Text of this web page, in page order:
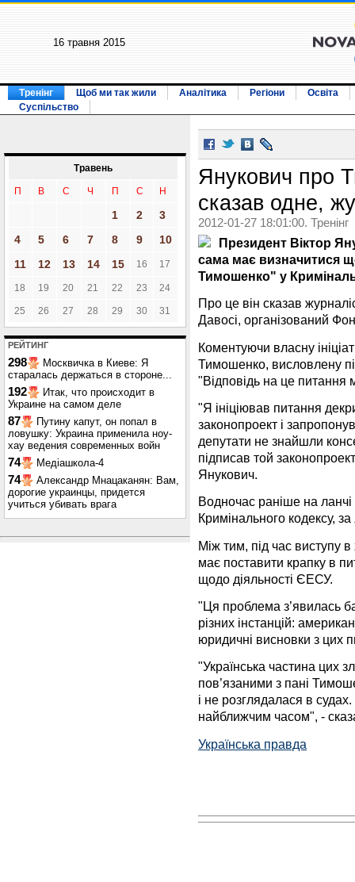
16 травня 2015
Тренінг Щоб ми так жили Аналітика Регіони
Освіта
Суспільство
Травень
П В С Ч П С Н
1 2
3
4
5 6 7 8 9
10
11
12 13 14 15 16 17
18 19 20 21 22 23 24
25 26 27 28 29 30 31
РЕЙТИНГ
298
Москвичка в Киеве: Я
старалась держаться в стороне...
192
Итак, что происходит в
Украине на самом деле
87
Путину капут, он попал в
ловушку: Украина применила ноу-
хау ведения современных войн
74 Медіашкола-4
74
Александр Мнацаканян: Вам,
дорогие украинцы, придется
учиться убивать врага
Янукович про
сказав одне,
2012-01-27 18:01:00. Тренінг
Президент Віктор
сама має визначитися
Тимошенко" у
Про це він сказав
Давосі, організований
Коментуючи власну
Тимошенко, висловлену
"Відповідь на це питання
"Я ініціював питання
законопроект і
депутати не знайшли
підписав той
Янукович.
Водночас раніше на ланчі
Кримінального кодексу,
Між тим, під час виступу
має поставити крапку в
щодо діяльності ЄЕСУ.
"Ця проблема з’явилась
різних інстанцій:
юридичні висновки з цих
"Українська частина цих
пов’язаними з пані
і не розглядалася в
найближчим часом", -
Українська правда